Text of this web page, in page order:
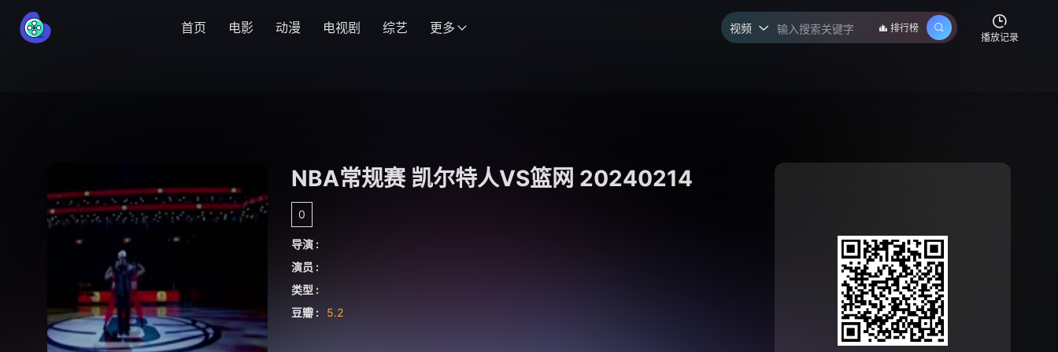
首页 电影 动漫 电视剧 综艺 更多 视频 
排行榜
播放记录
NBA常规赛 凯尔特人VS篮网 20240214
0
导演 :
演员 :
类型 :
豆瓣 :
5.2